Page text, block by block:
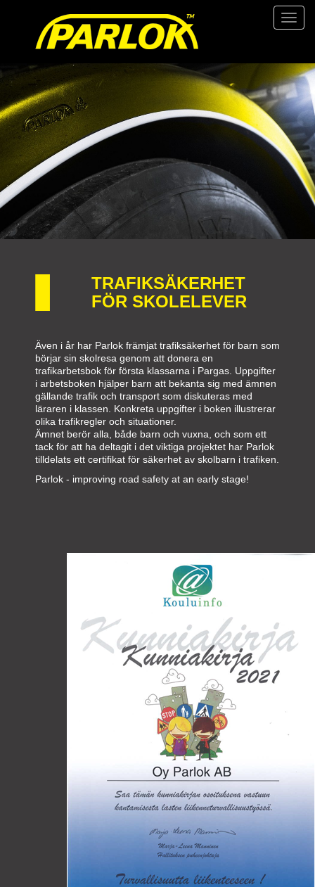
TRAFIKSÄKERHET
FÖR SKOLELEVER
Även i år har Parlok främjat trafiksäkerhet för barn som
börjar sin skolresa genom att donera en
trafikarbetsbok för första klassarna i Pargas. Uppgifter
i arbetsboken hjälper barn att bekanta sig med ämnen
gällande trafik och transport som diskuteras med
läraren i klassen. Konkreta uppgifter i boken illustrerar
olika trafikregler och situationer.
Ämnet berör alla, både barn och vuxna, och som ett
tack för att ha deltagit i det viktiga projektet har Parlok
tilldelats ett certifikat för säkerhet av skolbarn i trafiken.
Parlok - improving road safety at an early stage!